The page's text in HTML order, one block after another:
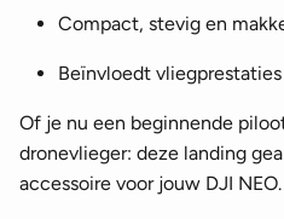
Compact, stevig en
Beïnvloedt
Of je nu een beginnende
dronevlieger: deze landing
accessoire voor jouw DJI NEO.